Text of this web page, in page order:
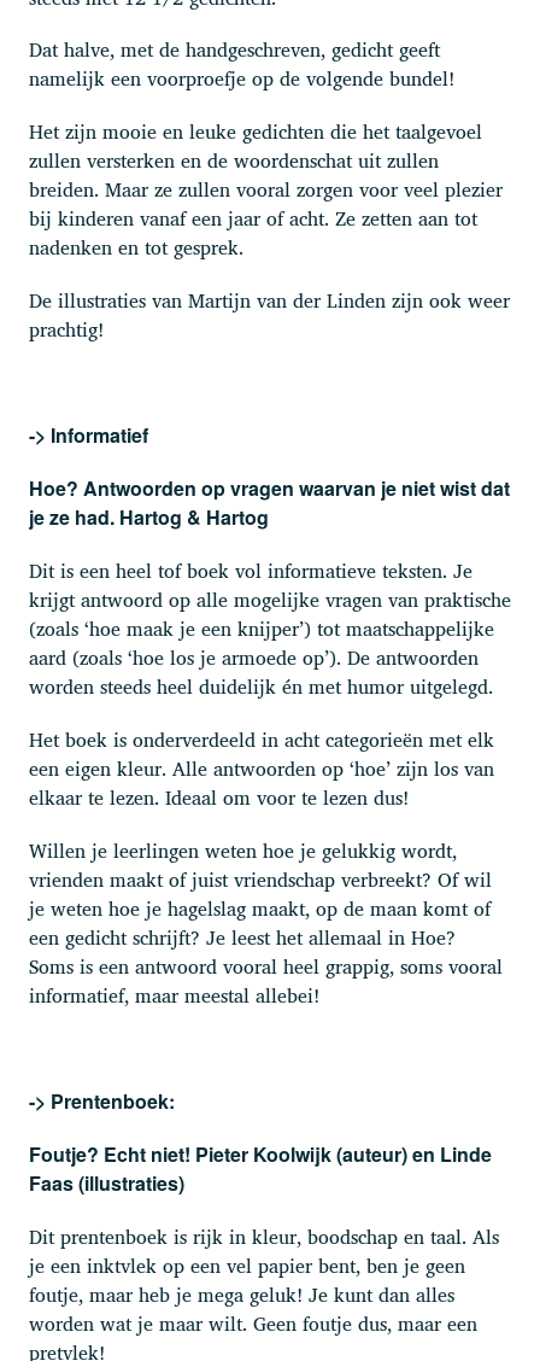
Dat halve, met de handgeschreven, gedicht geeft
namelijk een voorproefje op de volgende bundel!
Het zijn mooie en leuke gedichten die het taalgevoel
zullen versterken en de woordenschat uit zullen
breiden. Maar ze zullen vooral zorgen voor veel plezier
bij kinderen vanaf een jaar of acht. Ze zetten aan tot
nadenken en tot gesprek.
De illustraties van Martijn van der Linden zijn ook weer
prachtig!
-> Informatief
Hoe? Antwoorden op vragen waarvan je niet wist dat
je ze had. Hartog & Hartog
Dit is een heel tof boek vol informatieve teksten. Je
krijgt antwoord op alle mogelijke vragen van praktische
(zoals ‘hoe maak je een knijper’) tot maatschappelijke
aard (zoals ‘hoe los je armoede op’). De antwoorden
worden steeds heel duidelijk én met humor uitgelegd.
Het boek is onderverdeeld in acht categorieën met elk
een eigen kleur. Alle antwoorden op ‘hoe’ zijn los van
elkaar te lezen. Ideaal om voor te lezen dus!
Willen je leerlingen weten hoe je gelukkig wordt,
vrienden maakt of juist vriendschap verbreekt? Of wil
je weten hoe je hagelslag maakt, op de maan komt of
een gedicht schrijft? Je leest het allemaal in Hoe?
Soms is een antwoord vooral heel grappig, soms vooral
informatief, maar meestal allebei!
-> Prentenboek:
Foutje? Echt niet! Pieter Koolwijk (auteur) en Linde
Faas (illustraties)
Dit prentenboek is rijk in kleur, boodschap en taal. Als
je een inktvlek op een vel papier bent, ben je geen
foutje, maar heb je mega geluk! Je kunt dan alles
worden wat je maar wilt. Geen foutje dus, maar een
pretvlek!